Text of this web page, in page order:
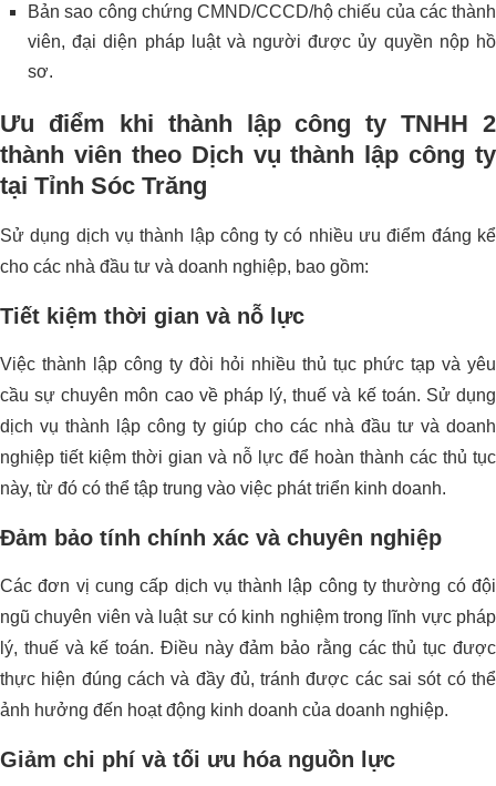
Bản sao công chứng CMND/CCCD/hộ chiếu của các thành
viên, đại diện pháp luật và người được ủy quyền nộp hồ
sơ.
Ưu điểm khi thành lập công ty TNHH 2
thành viên theo Dịch vụ thành lập công ty
tại Tỉnh Sóc Trăng
Sử dụng dịch vụ thành lập công ty có nhiều ưu điểm đáng kể
cho các nhà đầu tư và doanh nghiệp, bao gồm:
Tiết kiệm thời gian và nỗ lực
Việc thành lập công ty đòi hỏi nhiều thủ tục phức tạp và yêu
cầu sự chuyên môn cao về pháp lý, thuế và kế toán. Sử dụng
dịch vụ thành lập công ty giúp cho các nhà đầu tư và doanh
nghiệp tiết kiệm thời gian và nỗ lực để hoàn thành các thủ tục
này, từ đó có thể tập trung vào việc phát triển kinh doanh.
Đảm bảo tính chính xác và chuyên nghiệp
Các đơn vị cung cấp dịch vụ thành lập công ty thường có đội
ngũ chuyên viên và luật sư có kinh nghiệm trong lĩnh vực pháp
lý, thuế và kế toán. Điều này đảm bảo rằng các thủ tục được
thực hiện đúng cách và đầy đủ, tránh được các sai sót có thể
ảnh hưởng đến hoạt động kinh doanh của doanh nghiệp.
Giảm chi phí và tối ưu hóa nguồn lực